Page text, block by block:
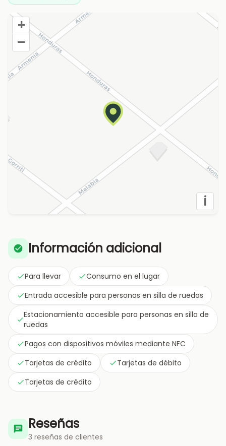
+
–
i
Información adicional
Para llevar
Consumo en el lugar
Entrada accesible para personas en silla de ruedas
Estacionamiento accesible para personas en silla de
ruedas
Pagos con dispositivos móviles mediante NFC
Tarjetas de crédito
Tarjetas de débito
Tarjetas de crédito
Reseñas
3 reseñas de clientes